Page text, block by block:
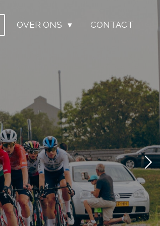
OVER ONS CONTACT